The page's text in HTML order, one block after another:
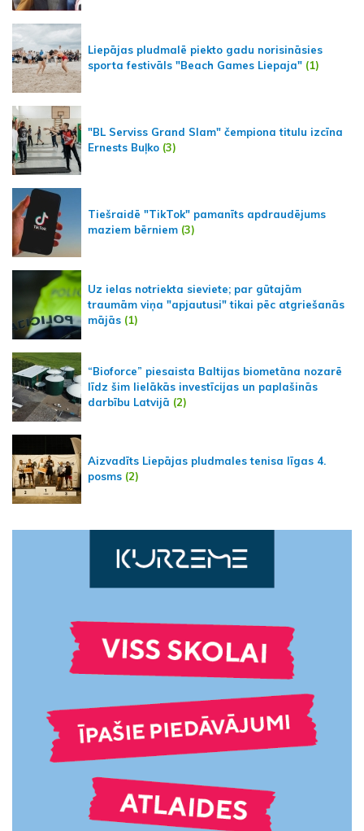
Liepājas pludmalē piekto gadu norisināsies
sporta festivāls "Beach Games Liepaja" (1)
"BL Serviss Grand Slam" čempiona titulu izcīna
Ernests Buļko (3)
Tiešraidē "TikTok" pamanīts apdraudējums
maziem bērniem (3)
Uz ielas notriekta sieviete; par gūtajām
traumām viņa "apjautusi" tikai pēc atgriešanās
mājās (1)
“Bioforce” piesaista Baltijas biometāna nozarē
līdz šim lielākās investīcijas un paplašinās
darbību Latvijā (2)
Aizvadīts Liepājas pludmales tenisa līgas 4.
posms (2)